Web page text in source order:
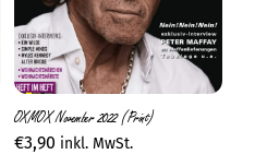
OXMOX November 2022 (Print)
€3,90 inkl. MwSt.